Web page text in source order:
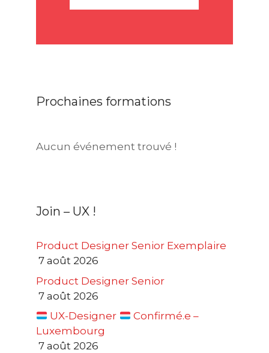
Prochaines formations
Aucun événement trouvé !
Join – UX !
Product Designer Senior Exemplaire
7 août 2026
Product Designer Senior
7 août 2026
UX-Designer
Confirmé.e –
Luxembourg
7 août 2026